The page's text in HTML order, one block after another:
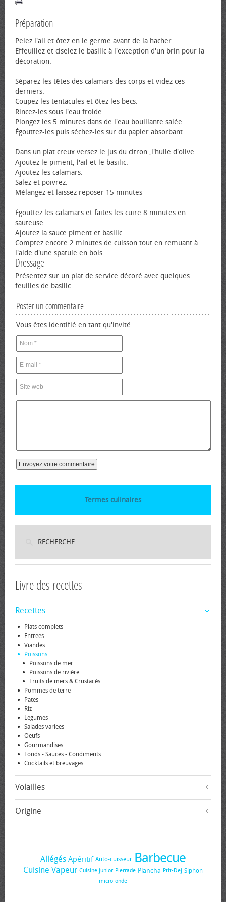
Préparation
Pelez l'ail et ôtez en le germe avant de la hacher.
Effeuillez et ciselez le basilic à l'exception d'un brin pour la
décoration.
Séparez les têtes des calamars des corps et videz ces
derniers.
Coupez les tentacules et ôtez les becs.
Rincez-les sous l'eau froide.
Plongez les 5 minutes dans de l'eau bouillante salée.
Égouttez-les puis séchez-les sur du papier absorbant.
Dans un plat creux versez le jus du citron ,l'huile d'olive.
Ajoutez le piment, l'ail et le basilic.
Ajoutez les calamars.
Salez et poivrez.
Mélangez et laissez reposer 15 minutes
Égouttez les calamars et faites les cuire 8 minutes en
sauteuse.
Ajoutez la sauce piment et basilic.
Comptez encore 2 minutes de cuisson tout en remuant à
l'aide d'une spatule en bois.
Dressage
Présentez sur un plat de service décoré avec quelques
feuilles de basilic.
Poster un commentaire
Vous êtes identifié en tant qu'invité.
Termes culinaires
Livre des recettes
Recettes
Plats complets
Entrées
Viandes
Poissons
Poissons de mer
Poissons de rivière
Fruits de mers & Crustacés
Pommes de terre
Pâtes
Riz
Légumes
Salades variées
Oeufs
Gourmandises
Fonds - Sauces - Condiments
Cocktails et breuvages
Volailles
Origine
Allégés Apéritif Auto-cuisseur Barbecue
Cuisine Vapeur Cuisine junior Pierrade Plancha Ptit-Dej Siphon
micro-onde